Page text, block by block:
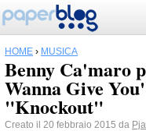
HOME › MUSICA
Benny Ca'maro
Wanna Give
"Knockout"
Creato il 20 febbraio 2015 da